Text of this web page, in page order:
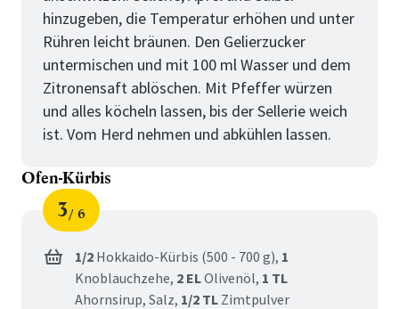
hinzugeben, die Temperatur erhöhen und unter
Rühren leicht bräunen. Den Gelierzucker
untermischen und mit 100 ml Wasser und dem
Zitronensaft ablöschen. Mit Pfeffer würzen
und alles köcheln lassen, bis der Sellerie weich
ist. Vom Herd nehmen und abkühlen lassen.
Ofen-Kürbis
Schritt
3
von
6
für
Ofen-
Kürbis
1/2 Hokkaido-Kürbis (500 - 700 g), 1
Knoblauchzehe, 2 ELOlivenöl, 1 TL
Ahornsirup, Salz, 1/2 TL Zimtpulver